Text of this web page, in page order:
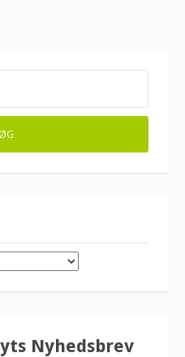
Nyhedsbrev